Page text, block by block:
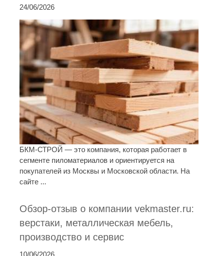
24/06/2026
БКМ-СТРОЙ — это компания, которая работает в
сегменте пиломатериалов и ориентируется на
покупателей из Москвы и Московской области. На
сайте ...
Обзор-отзыв о компании vekmaster.ru:
верстаки, металлическая мебель,
производство и сервис